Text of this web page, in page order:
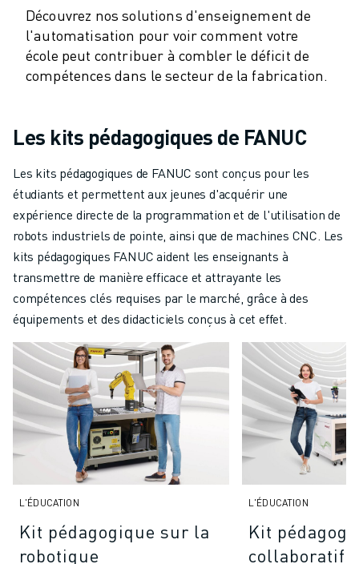
SOLUTIONS IIOT
SOLUTIONS POUR L'USINE INTELLIGENTE
DES SOLUTIONS D'USINE INTELLIGENTE POUR AMÉLIORER
ENREGISTREMENT DU PRODUIT "
INDUSTRIES
AÉROSPATIALE
AUTOMOBILE
VÉHICULES ÉLECTRIQUES
ÉLECTRONIQUE
ALIMENTATION ET BOISSONS
MÉDICAL
PLASTIQUES
ENTREPOSAGE, LOGISTIQUE, POSTE ET COLIS
APPLICATIONS
TOUTES LES APPLICATIONS
USINAGE 5 AXES
SOUDAGE À L'ARC
ASSEMBLAGE
RECTIFICATION CNC
FRAISAGE CNC
MOULAGE PAR INJECTION
ENTRETIEN DES MACHINES
Découvrez nos solutions d'enseignement de
l'automatisation pour voir comment votre
école peut contribuer à combler le déficit de
compétences dans le secteur de la fabrication.
Les kits pédagogiques de FANUC
Les kits pédagogiques de FANUC sont conçus pour les
étudiants et permettent aux jeunes d'acquérir une
expérience directe de la programmation et de l'utilisation de
robots industriels de pointe, ainsi que de machines CNC. Les
kits pédagogiques FANUC aident les enseignants à
transmettre de manière efficace et attrayante les
compétences clés requises par le marché, grâce à des
équipements et des didacticiels conçus à cet effet.
L'ÉDUCATION
Kit pédagogique sur la
robotique
L'ÉDUCATION
Kit
collaboratif